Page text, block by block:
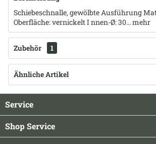
Schiebeschnalle, gewölbte Ausführung
Oberfläche: vernickelt I nnen-Ø: 30...mehr
Zubehör 1
Ähnliche Artikel
Service
Shop Service